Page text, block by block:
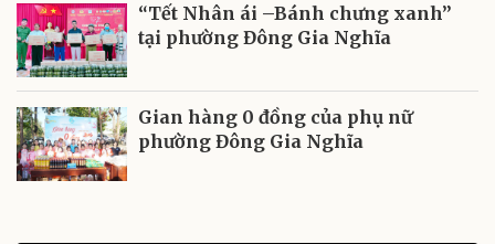
“Tết Nhân ái –Bánh chưng xanh”
tại phường Đông Gia Nghĩa
Gian hàng 0 đồng của phụ nữ
phường Đông Gia Nghĩa